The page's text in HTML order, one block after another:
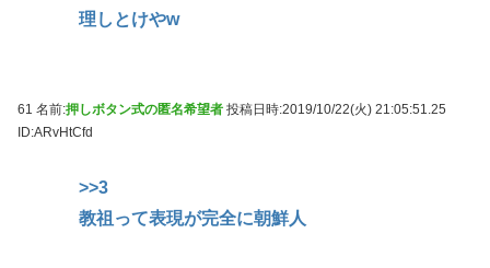
理しとけやw
61 名前:押しボタン式の匿名希望者 投稿日時:2019/10/22(火) 21:05:51.25
ID:ARvHtCfd
>>3
教祖って表現が完全に朝鮮人